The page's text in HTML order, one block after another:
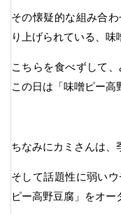
その懐疑的な組み合
り上げられている、味
こちらを食べずして
この日は「味噌ピー高
ちなみにカミさんは、
そして話題性に弱い
ピー高野豆腐」をオー